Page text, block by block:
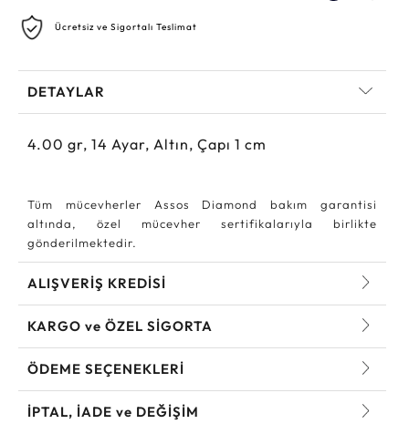
Ücretsiz ve Sigortalı Teslimat
DETAYLAR
4.00 gr, 14 Ayar, Altın, Çapı 1 cm
Tüm mücevherler Assos Diamond bakım garantisi
altında, özel mücevher sertifikalarıyla birlikte
gönderilmektedir.
ALIŞVERİŞ KREDİSİ
KARGO ve ÖZEL SİGORTA
ÖDEME SEÇENEKLERİ
İPTAL, İADE ve DEĞİŞİM